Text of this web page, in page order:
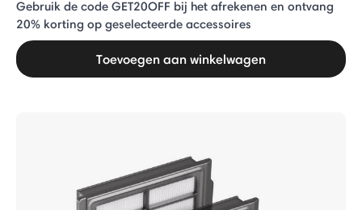
Gebruik de code GET20OFF bij het afrekenen en ontvang
20% ​​korting op geselecteerde accessoires
Toevoegen aan winkelwagen